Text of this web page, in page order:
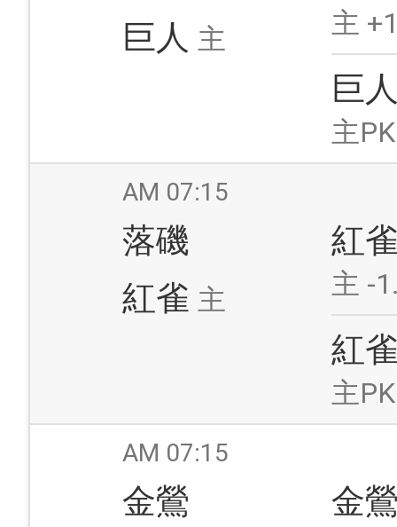
巨人 主 主
巨
主PK
AM 07:15
落磯
紅雀 主
紅
主 -
紅
主PK
AM 07:15
金鶯
金